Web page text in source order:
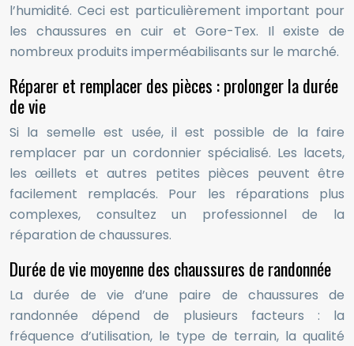
l’humidité. Ceci est particulièrement important pour
les chaussures en cuir et Gore-Tex. Il existe de
nombreux produits imperméabilisants sur le marché.
Réparer et remplacer des pièces : prolonger la durée
de vie
Si la semelle est usée, il est possible de la faire
remplacer par un cordonnier spécialisé. Les lacets,
les œillets et autres petites pièces peuvent être
facilement remplacés. Pour les réparations plus
complexes, consultez un professionnel de la
réparation de chaussures.
Durée de vie moyenne des chaussures de randonnée
La durée de vie d’une paire de chaussures de
randonnée dépend de plusieurs facteurs : la
fréquence d’utilisation, le type de terrain, la qualité